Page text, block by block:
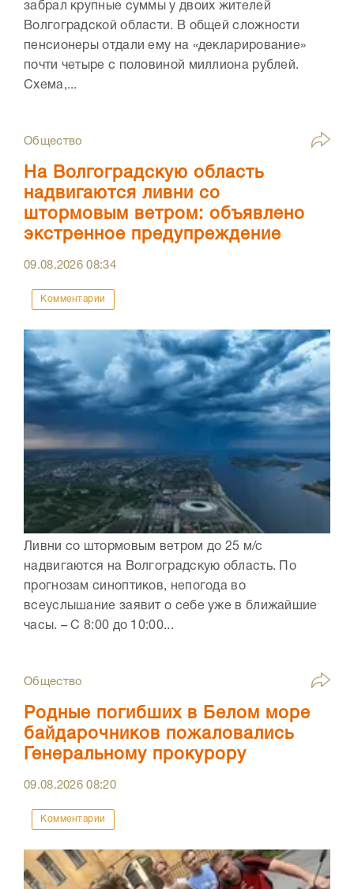
забрал крупные суммы у двоих жителей
Волгоградской области. В общей сложности
пенсионеры отдали ему на «декларирование»
почти четыре с половиной миллиона рублей.
Схема,...
Общество
На Волгоградскую область
надвигаются ливни со
штормовым ветром: объявлено
экстренное предупреждение
09.08.202608:34
Комментарии
Ливни со штормовым ветром до 25 м/с
надвигаются на Волгоградскую область. По
прогнозам синоптиков, непогода во
всеуслышание заявит о себе уже в ближайшие
часы. – С 8:00 до 10:00...
Общество
Родные погибших в Белом море
байдарочников пожаловались
Генеральному прокурору
09.08.202608:20
Комментарии